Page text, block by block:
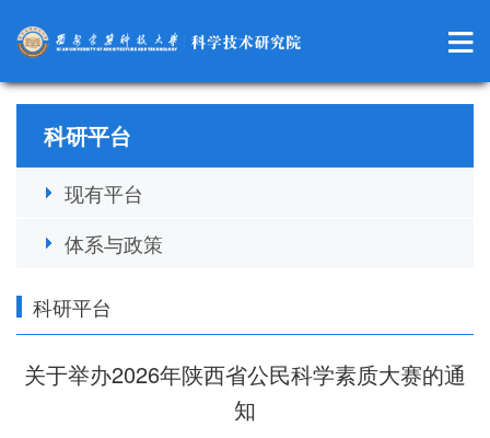
科研平台
现有平台
体系与政策
科研平台
关于举办2026年陕西省公民科学素质大赛的通
知